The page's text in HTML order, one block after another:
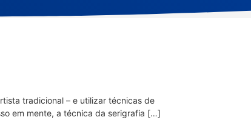
tradicional – e utilizar técnicas de
em mente, a técnica da serigrafia […]